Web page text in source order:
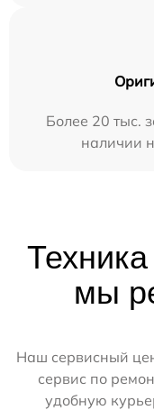
Более 20 тыс.
наличии
мы
Наш сервисный
сервис по
удобную